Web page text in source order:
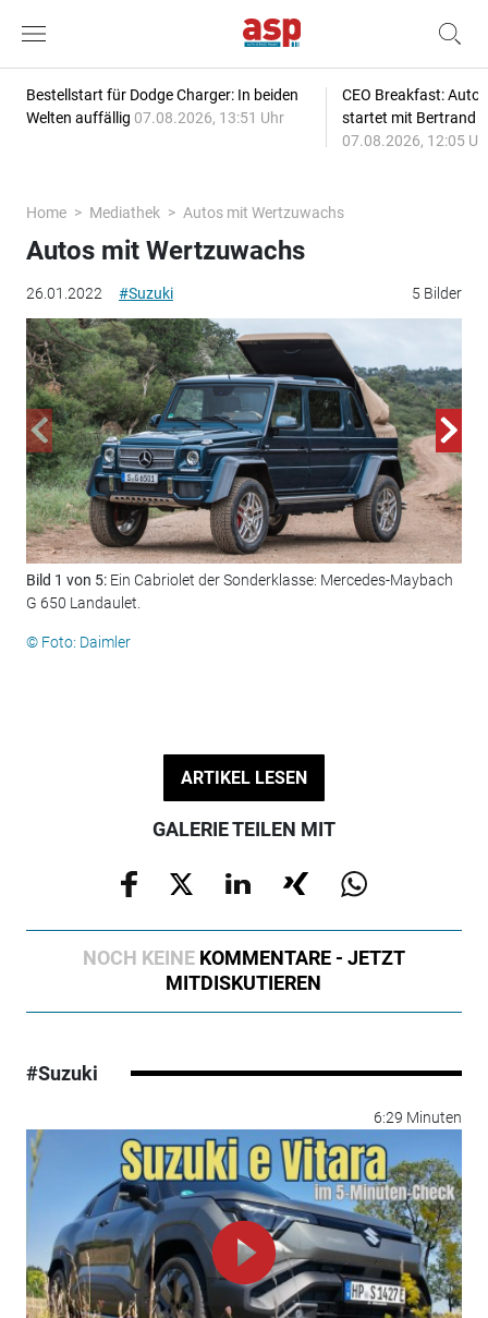
Bestellstart für Dodge Charger: In beiden
Welten auffällig 07.08.2026, 13:51 Uhr
CEO Breakfast:
startet mit Bertrand
07.08.2026, 12:05
Home Mediathek Autos mit Wertzuwachs
26.01.2022 #Suzuki 5 Bilder
Autos mit Wertzuwachs
Bild 1 von 5: Ein Cabriolet der Sonderklasse: Mercedes-Maybach
G 650 Landaulet.
© Foto: Daimler
ARTIKEL LESEN
GALERIE TEILEN MIT
NOCH KEINE KOMMENTARE - JETZT
MITDISKUTIEREN
#Suzuki
6:29 Minuten